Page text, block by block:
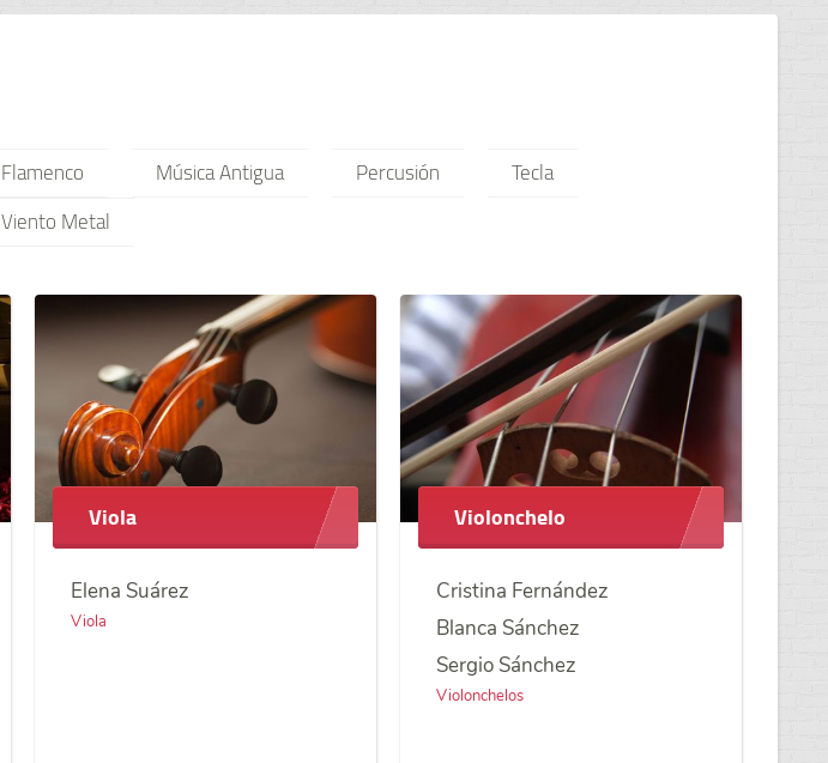
Flamenco Música Antigua Percusión
Tecla
Viento Metal
Viola
Elena Suárez
Viola
Violonchelo
Cristina Fernández
Blanca Sánchez
Sergio Sánchez
Violonchelos